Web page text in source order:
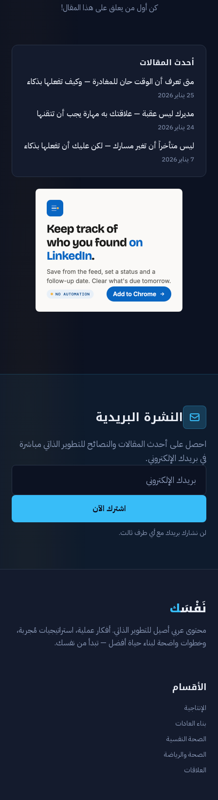
كن أول من يعلق على هذا المقال!
أحدث المقالات
متى تعرف أن الوقت حان للمغادرة — وكيف تفعلها بذكاء
25 يناير 2026
مديرك ليس عقبة — علاقتك به مهارة يجب أن تتقنها
24 يناير 2026
ليس متأخراً أن تغير مسارك — لكن عليك أن تفعلها بذكاء
7 يناير 2026
النشرة البريدية
احصل على أحدث المقالات والنصائح للتطوير الذاتي مباشرة
في بريدك الإلكتروني.
اشترك الآن
لن نشارك بريدك مع أي طرف ثالث.
نَفْسَك
محتوى عربي أصيل للتطوير الذاتي. أفكار عملية، استراتيجيات مُجربة،
وخطوات واضحة لبناء حياة أفضل — تبدأ من نفسك.
الأقسام
الإنتاجية
بناء العادات
الصحة النفسية
الصحة والرياضة
العلاقات